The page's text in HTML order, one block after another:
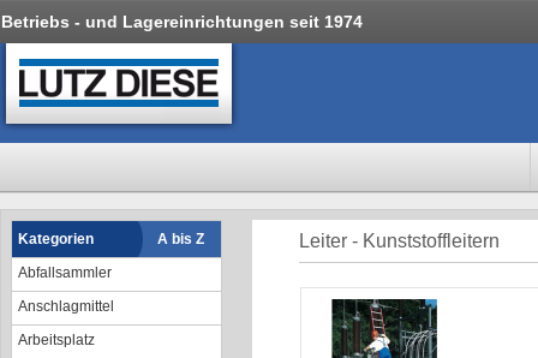
Betriebs - und Lagereinrichtungen seit 1974
Kategorien
A bis Z
Abfallsammler
Anschlagmittel
Arbeitsplatz
Leiter - Kunststoffleitern